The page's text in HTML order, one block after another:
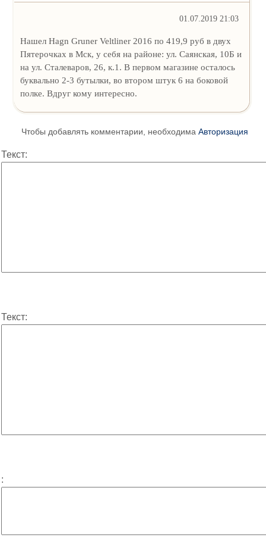
01.07.2019 21:03
Нашел Hagn Gruner Veltliner 2016 по 419,9 руб в двух
Пятерочках в Мск, у себя на районе: ул. Саянская, 10Б и
на ул. Сталеваров, 26, к.1. В первом магазине осталось
буквально 2-3 бутылки, во втором штук 6 на боковой
полке. Вдруг кому интересно.
Чтобы добавлять комментарии, необходима Авторизация
Текст:
Текст:
: